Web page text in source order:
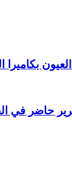
بكاميرا
حاضر في